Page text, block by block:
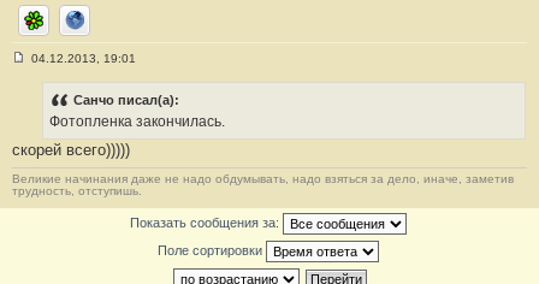
ICQ Сайт
н
и
е
#
04.12.2013, 19:01
Санчо писал(а):
Фотопленка закончилась.
скорей всего)))))
Великие начинания даже не надо обдумывать, надо взяться за дело, иначе, заметив
трудность, отступишь.
Показать сообщения за:
Поле сортировки